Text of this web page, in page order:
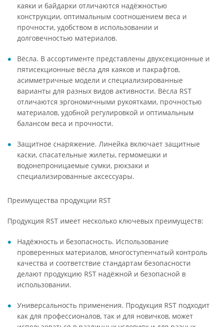
каяки и байдарки отличаются надёжностью
конструкции, оптимальным соотношением веса и
прочности, удобством в использовании и
долговечностью материалов.
Вёсла. В ассортименте представлены двухсекционные и
пятисекционные вёсла для каяков и пакрафтов,
асимметричные модели и специализированные
варианты для разных видов активности. Вёсла RST
отличаются эргономичными рукоятками, прочностью
материалов, удобной регулировкой и оптимальным
балансом веса и прочности.
Защитное снаряжение. Линейка включает защитные
каски, спасательные жилеты, гермомешки и
водонепроницаемые сумки, рюкзаки и
специализированные аксессуары.
Преимущества продукции RST
Продукция RST имеет несколько ключевых преимуществ:
Надёжность и безопасность. Использование
проверенных материалов, многоступенчатый контроль
качества и соответствие стандартам безопасности
делают продукцию RST надёжной и безопасной в
использовании.
Универсальность применения. Продукция RST подходит
как для профессионалов, так и для новичков, может